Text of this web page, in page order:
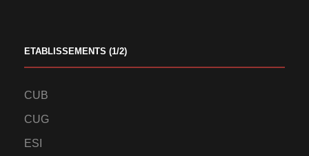
ETABLISSEMENTS (1/2)
CUB
CUG
ESI